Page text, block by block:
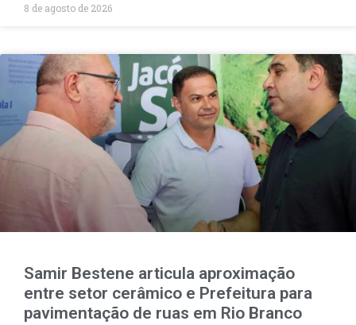
8 de agosto de 2026
Samir Bestene articula aproximação
entre setor cerâmico e Prefeitura para
pavimentação de ruas em Rio Branco